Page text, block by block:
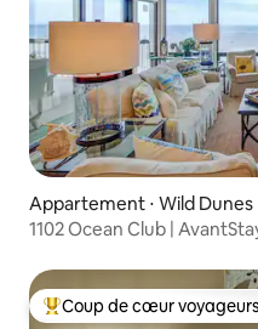
Appartement ⋅ Wild Dunes
1102 Ocean Club |
Coups de cœur voyageurs
Coup de cœur voyageurs